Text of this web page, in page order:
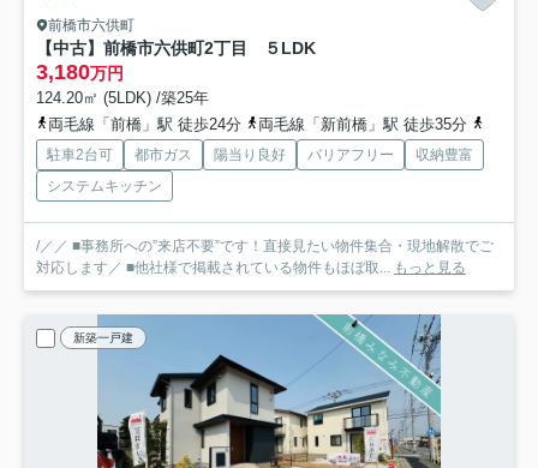
前橋市六供町
【中古】前橋市六供町2丁目 ５LDK
3,180万円
124.20㎡ (5LDK) /築25年
両毛線「前橋」駅 徒歩24分
両毛線「新前橋」駅 徒歩35分
駐車2台可 都市ガス 陽当り良好 バリアフリー
収納豊富
システムキッチン
/／／ ■事務所への”来店不要”です！直接見たい物件集合・現地解散でご
対応します／ ■他社様で掲載されている物件もほぼ取...
もっと見る
新築一戸建